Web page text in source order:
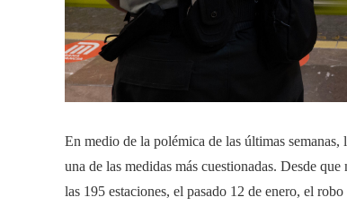
En medio de la polémica de las últimas
una de las medidas más cuestionadas. Desde
las 195 estaciones, el pasado 12 de enero, el